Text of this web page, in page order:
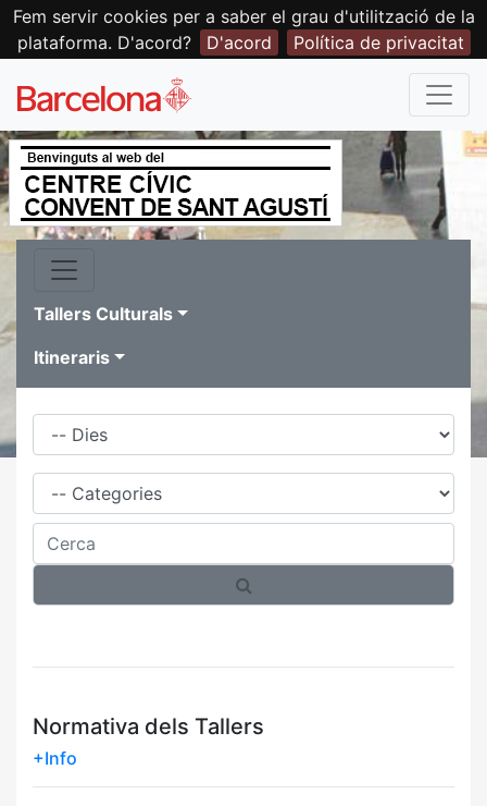
Fem servir cookies per a saber el grau d'utilització de la
plataforma. D'acord?
D'acord Política de privacitat
Tallers Culturals
Itineraris
Dies
Família
Cerca
Normativa dels Tallers
+Info